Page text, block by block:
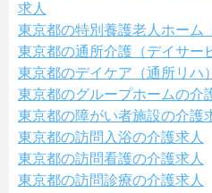
求人
東京都の特別養護老人ホーム
東京都の通所介護（デイサー
東京都のデイケア（通所リハ
東京都のグループホームの介
東京都の障がい者施設の介護
東京都の訪問入浴の介護求人
東京都の訪問看護の介護求人
東京都の訪問診療の介護求人